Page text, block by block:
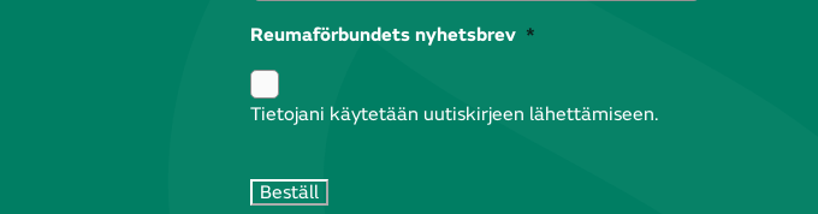
Reumaförbundets nyhetsbrev *
Tietojani käytetään uutiskirjeen lähettämiseen.